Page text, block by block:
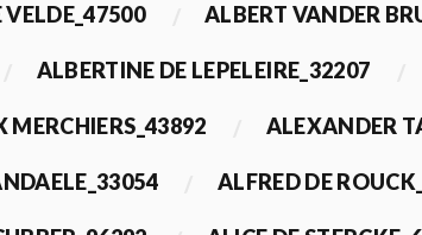
ALBERT VANDER
ALBERTINE DE LEPELEIRE_32207
MERCHIERS_43892 ALEXANDER
ALFRED DE